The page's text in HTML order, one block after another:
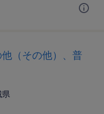
（その他）、普